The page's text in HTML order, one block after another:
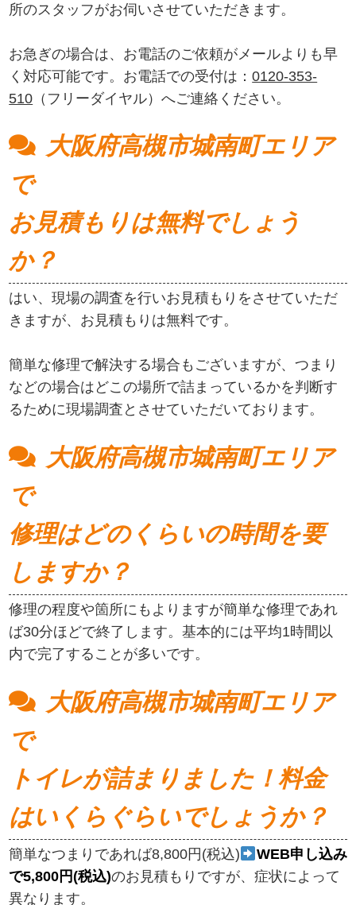
所のスタッフがお伺いさせていただきます。
お急ぎの場合は、お電話のご依頼がメールよりも早
く対応可能です。お電話での受付は：0120-353-
510 （フリーダイヤル）へご連絡ください。
大阪府高槻市城南町エリア
で
お見積もりは無料でしょう
か？
はい、現場の調査を行いお見積もりをさせていただ
きますが、お見積もりは無料です。
簡単な修理で解決する場合もございますが、つまり
などの場合はどこの場所で詰まっているかを判断す
るために現場調査とさせていただいております。
大阪府高槻市城南町エリア
で
修理はどのくらいの時間を要
しますか？
修理の程度や箇所にもよりますが簡単な修理であれ
ば30分ほどで終了します。基本的には平均1時間以
内で完了することが多いです。
大阪府高槻市城南町エリア
で
トイレが詰まりました！料金
はいくらぐらいでしょうか？
簡単なつまりであれば8,800円(税込)
WEB申し込み
で5,800円(税込)のお見積もりですが、症状によって
異なります。